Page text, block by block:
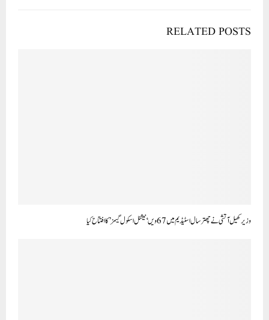
RELATED POSTS
وزیر کھیل آتشی نے چھترسال اسٹیڈیم میں 67ویں ‘نیشنل اسکول گیمز’ کا افتتاح کیا